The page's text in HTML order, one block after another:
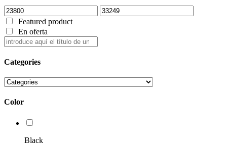
Featured product
En oferta
Categories
Color
Black